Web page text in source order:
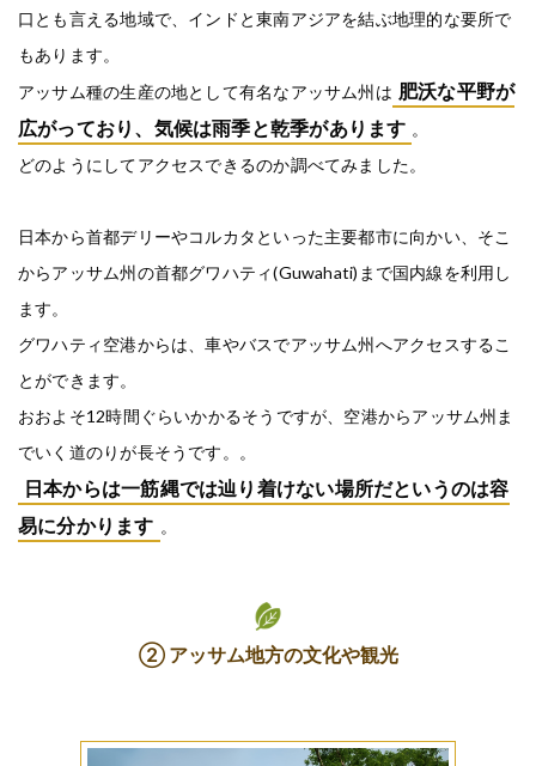
口とも言える地域で、インドと東南アジアを結ぶ地理的な要所で
もあります。
アッサム種の生産の地として有名なアッサム州は 肥沃な平野が
広がっており、気候は雨季と乾季があります 。
どのようにしてアクセスできるのか調べてみました。
日本から首都デリーやコルカタといった主要都市に向かい、そこ
からアッサム州の首都グワハティ(Guwahati)まで国内線を利用し
ます。
グワハティ空港からは、車やバスでアッサム州へアクセスするこ
とができます。
おおよそ12時間ぐらいかかるそうですが、空港からアッサム州ま
でいく道のりが長そうです。。
日本からは一筋縄では辿り着けない場所だというのは容
易に分かります 。
② アッサム地方の文化や観光